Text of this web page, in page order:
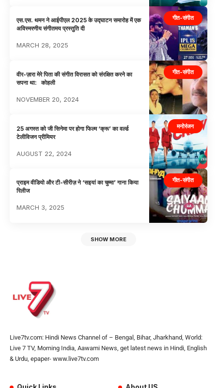
गीत-संगीत
एस.एस. थमन ने आईपीएल 2025 के उद्घाटन समारोह में एक
अविस्मरणीय संगीतमय प्रस्तुति दी
MARCH 28, 2025
गीत-संगीत
वीर-ज़ारा मेरे पिता की संगीत विरासत को संरक्षित करने का
सपना था: कोहली
NOVEMBER 20, 2024
मनोरंजन
25 अगस्त को जी सिनेमा पर होगा फिल्म ‘क्रू’ का वर्ल्ड
टेलीविजन प्रीमियर
AUGUST 22, 2024
गीत-संगीत
प्राइम वीडियो और टी-सीरीज़ ने ‘सइयां का चुम्मा’ गाना किया
रिलीज
MARCH 3, 2025
SHOW MORE
Live7tv.com: Hindi News Channel of – Bengal, Bihar, Jharkhand, World:
Live 7 TV, Morning India, Aawami News, get latest news in Hindi, English
& Urdu, epaper- www.live7tv.com